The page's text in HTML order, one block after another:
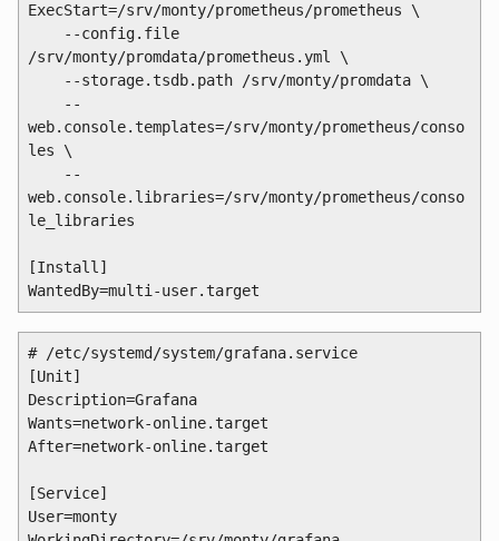
ExecStart=/srv/monty/prometheus/prometheus \
/srv/monty/promdata/prometheus.yml \
web.console.templates=/srv/monty/prometheus/conso
les \
web.console.libraries=/srv/monty/prometheus/conso
le_libraries
[Install]
# /etc/systemd/system/grafana.service
[Unit]
Description=Grafana
Wants=network-online.target
After=network-online.target
[Service]
User=monty